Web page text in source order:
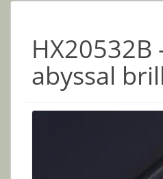
HX20532B
abyssal